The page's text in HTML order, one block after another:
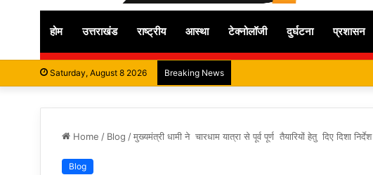
होम उत्तराखंड राष्ट्रीय आस्था टेक्नोलॉजी दुर्घटना प्रशासन
Saturday, August 8 2026 Breaking News
Home / Blog /मुख्यमंत्री धामी ने चारधाम यात्रा से पूर्व पूर्ण तैयारियों हेतु दिए दिशा निर्देश
Blog